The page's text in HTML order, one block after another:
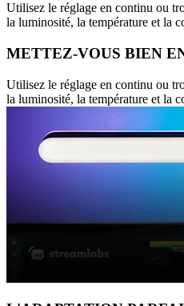
Utilisez le réglage en continu ou
la luminosité, la température et la
METTEZ-VOUS BIEN
Utilisez le réglage en continu ou
la luminosité, la température et la